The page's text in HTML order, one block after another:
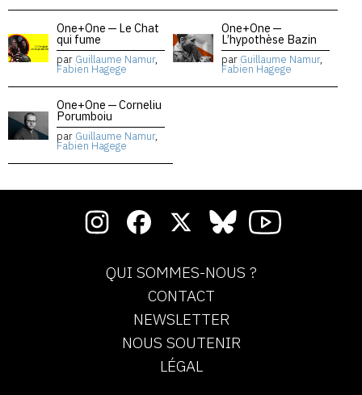
One+One — Le Chat
qui fume
par Guillaume Namur,
Fabien Hagege
One+One —
L’hypothèse Bazin
par Guillaume Namur,
Fabien Hagege
One+One — Corneliu
Porumboiu
par Guillaume Namur,
Fabien Hagege
QUI SOMMES-NOUS ?
CONTACT
NEWSLETTER
NOUS SOUTENIR
LÉGAL